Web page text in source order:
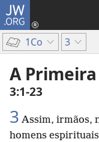
JW.ORG
1Co 3
A
3:1-23
3 Assim, irmãos,
homens